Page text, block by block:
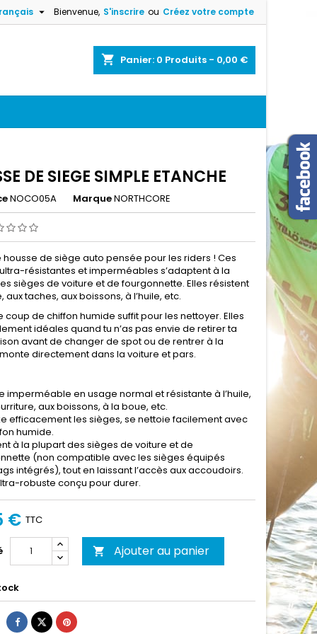
Bienvenue, S'inscrire ou Créez votre compte

shopping_cart Panier: 0 Produits - 0,00 €
DE SIEGE SIMPLE ETANCHE
NOCO05A MarqueNORTHCORE
housse de siège auto pensée pour les riders ! Ces
résistantes et imperméables s’adaptent à la
sièges de voiture et de fourgonnette. Elles résistent
aux taches, aux boissons, à l’huile, etc.
coup de chiffon humide suffit pour les nettoyer. Elles
idéales quand tu n’as pas envie de retirer ta
avant de changer de spot ou de rentrer à la
directement dans la voiture et pars.
imperméable en usage normal et résistante à l’huile,
aux boissons, à la boue, etc.
efficacement les sièges, se nettoie facilement avec
humide.
à la plupart des sièges de voiture et de
(non compatible avec les sièges équipés
intégrés), tout en laissant l’accès aux accoudoirs.
robuste conçu pour durer.
€ TTC
 Ajouter au panier